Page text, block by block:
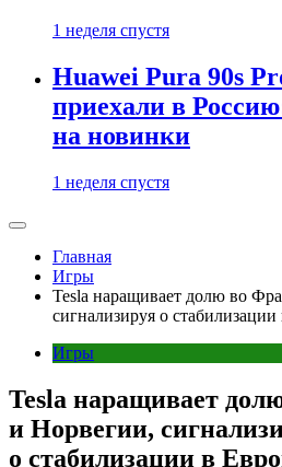
1 неделя спустя
Huawei Pura 90s
приехали в
на новинки
1 неделя спустя
Главная
Игры
Tesla наращивает долю во
сигнализируя о
Игры
Tesla наращивает
и Норвегии,
о стабилизации в